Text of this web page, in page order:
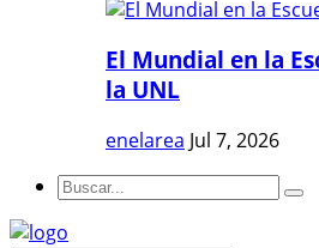
El Mundial en la
la UNL
enelarea Jul 7, 2026